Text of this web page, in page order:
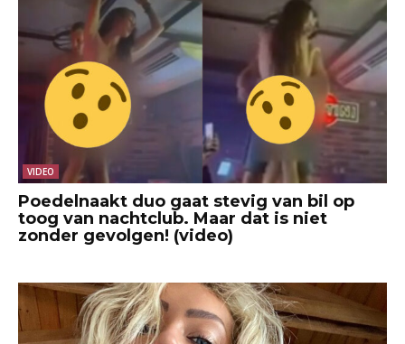
VIDEO
Poedelnaakt duo gaat stevig van bil op
toog van nachtclub. Maar dat is niet
zonder gevolgen! (video)